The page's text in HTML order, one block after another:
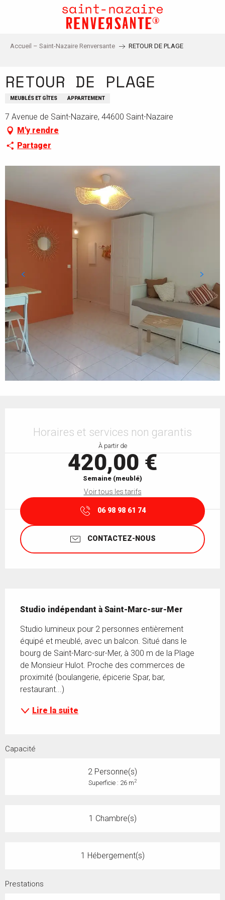
principal
Accueil – Saint-Nazaire Renversante RETOUR DE PLAGE
RETOUR DE PLAGE
MEUBLÉS ET GÎTES APPARTEMENT
7 Avenue de Saint-Nazaire, 44600 Saint-Nazaire
M'y rendre
Partager
Horaires et services non garantis
À partir de
420,00 €
Semaine (meublé)
Voir tous les tarifs
06 98 98 61 74
CONTACTEZ-NOUS
Studio indépendant à Saint-Marc-sur-Mer
Studio lumineux pour 2 personnes entièrement
équipé et meublé, avec un balcon. Situé dans le
bourg de Saint-Marc-sur-Mer, à 300 m de la Plage
de Monsieur Hulot. Proche des commerces de
proximité (boulangerie, épicerie Spar, bar,
restaurant...)
Lire la suite
Capacité
2 Personne(s)
Superficie : 26 m2
1 Chambre(s)
1 Hébergement(s)
Prestations